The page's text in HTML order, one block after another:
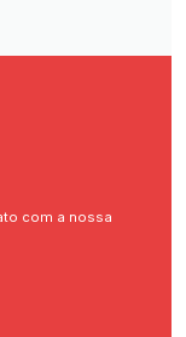
com a nossa